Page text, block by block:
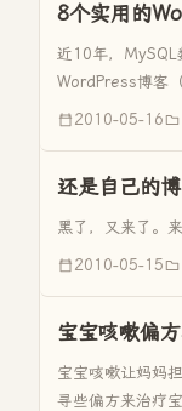
8个实用的
近10年，MySQL
WordPress博客
据库支持。 虽然
2010-05-16
还是自己的博
黑了，又来了。
2010-05-15
宝宝咳嗽偏
宝宝咳嗽让妈妈
寻些偏方来治疗